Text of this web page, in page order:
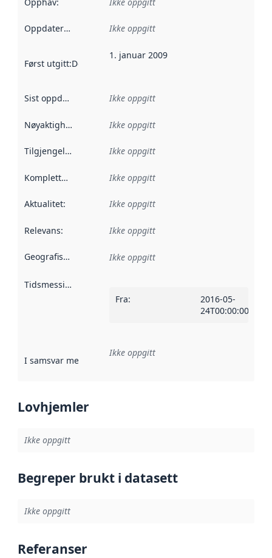
Oppdateringsfrekvens :
Ikke oppgitt
Først utgitt:Denne datoen sier når dataene i dette
1. januar 2009
Sist oppdatert Ikke oppgitt
Nøyaktighet Ikke oppgitt
Tilgjengelighet Ikke oppgitt
Kompletthet Ikke oppgitt
Aktualitet: Ikke oppgitt
Relevans: Ikke oppgitt
Geografisk avgrensning :
Ikke oppgitt
Tidsmessig avgrensning
Fra:
2016-05-
24T00:00:00Z
I samsvar med Referanse til en implementasjonsregel
Ikke oppgitt
Lovhjemler
Ikke oppgitt
Begreper brukt i datasett
Ikke oppgitt
Referanser